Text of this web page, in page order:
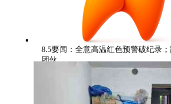
8.5要闻：全意高温红色预警破纪录
团伙